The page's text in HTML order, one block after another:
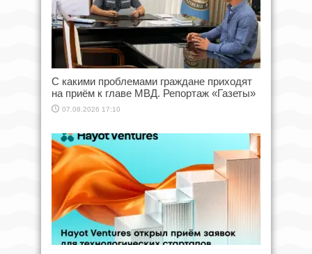
С какими проблемами граждане приходят
на приём к главе МВД. Репортаж «Газеты»
07.08.2026 17:10